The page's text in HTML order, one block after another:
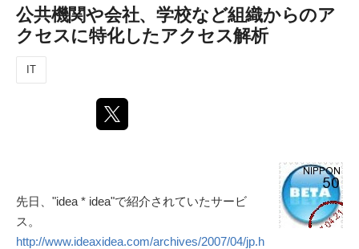
公共機関や会社、学校など組織からのア
クセスに特化したアクセス解析
IT
先日、"idea * idea"で紹介されていたサービ
ス。
http://www.ideaxidea.com/archives/2007/04/jp.h